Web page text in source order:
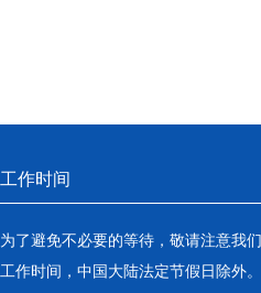
工作时间
为了避免不必要的等待，敬请注意我
工作时间，中国大陆法定节假日除外。